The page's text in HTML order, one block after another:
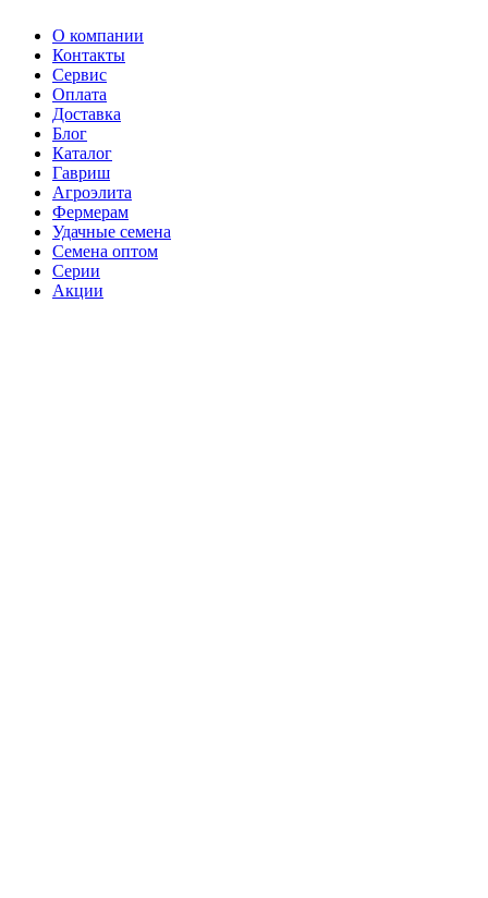
О компании
Контакты
Сервис
Оплата
Доставка
Блог
Каталог
Гавриш
Агроэлита
Фермерам
Удачные семена
Семена оптом
Серии
Акции